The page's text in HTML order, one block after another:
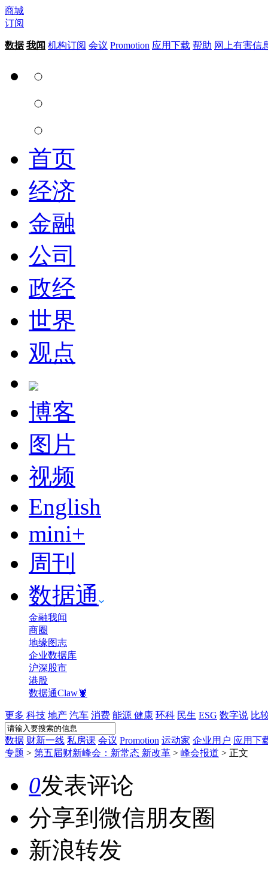
商城
订阅
数据 我闻 机构订阅 会议 Promotion 应用下载 帮助 网上有害信
首页
经济
金融
公司
政经
世界
观点
博客
图片
视频
English
mini+
周刊
数据通
金融我闻
商圈
地缘图志
企业数据库
沪深股市
港股
数据通Claw🦞
更多 科技 地产 汽车 消费 能源 健康 环科 民生 ESG 数字说 比
数据 财新一线 私房课 会议 Promotion 运动家 企业用户 应用下
专题 > 第五届财新峰会：新常态 新改革 > 峰会报道 > 正文
0发表评论
分享到微信朋友圈
新浪转发